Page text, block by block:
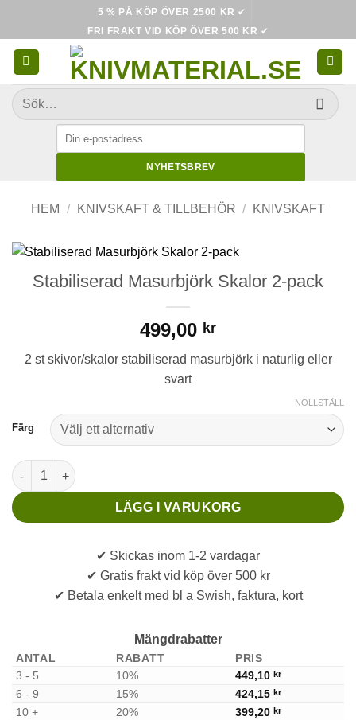
content
5 % PÅ KÖP ÖVER 2500 KR ✔
FRI FRAKT VID KÖP ÖVER 500 KR ✔
Sök
efter:
NYHETSBREV
HEM / KNIVSKAFT & TILLBEHÖR / KNIVSKAFT
Stabiliserad Masurbjörk Skalor 2-pack
499,00 kr
2 st skivor/skalor stabiliserad masurbjörk i naturlig eller
svart
Färg
NOLLSTÄLL
Stabiliserad Masurbjörk Skalor 2-pack mängd
LÄGG I VARUKORG
✔ Skickas inom 1-2 vardagar
✔ Gratis frakt vid köp över 500 kr
✔ Betala enkelt med bl a Swish, faktura, kort
Mängdrabatter
ANTAL RABATT
PRIS
3 - 5
10% 449,10 kr
6 - 9 15% 424,15 kr
10 + 20% 399,20 kr